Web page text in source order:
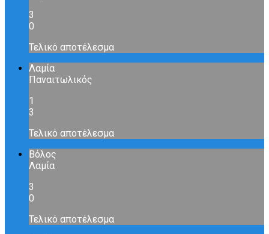
3
0
Τελικό αποτέλεσμα
Λαμία
Παναιτωλικός
1
3
Τελικό αποτέλεσμα
Βόλος
Λαμία
3
0
Τελικό αποτέλεσμα